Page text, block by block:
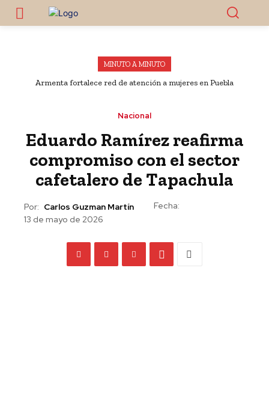
MINUTO A MINUTO
Armenta fortalece red de atención a mujeres en Puebla
Nacional
Eduardo Ramírez reafirma
compromiso con el sector
cafetalero de Tapachula
Por: Carlos Guzman Martín
Fecha:
13 de mayo de 2026